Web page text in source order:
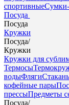
спортивные
Посуда
Посуда
Кружки
Посуда/
Кружки
Кружки для
Термосы
водыФляги
кофейные пары
прессыПредметы
Посуда/